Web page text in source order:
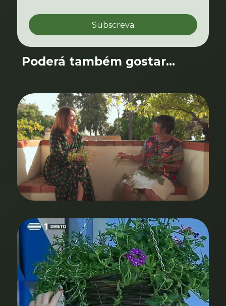
Poderá também gostar...